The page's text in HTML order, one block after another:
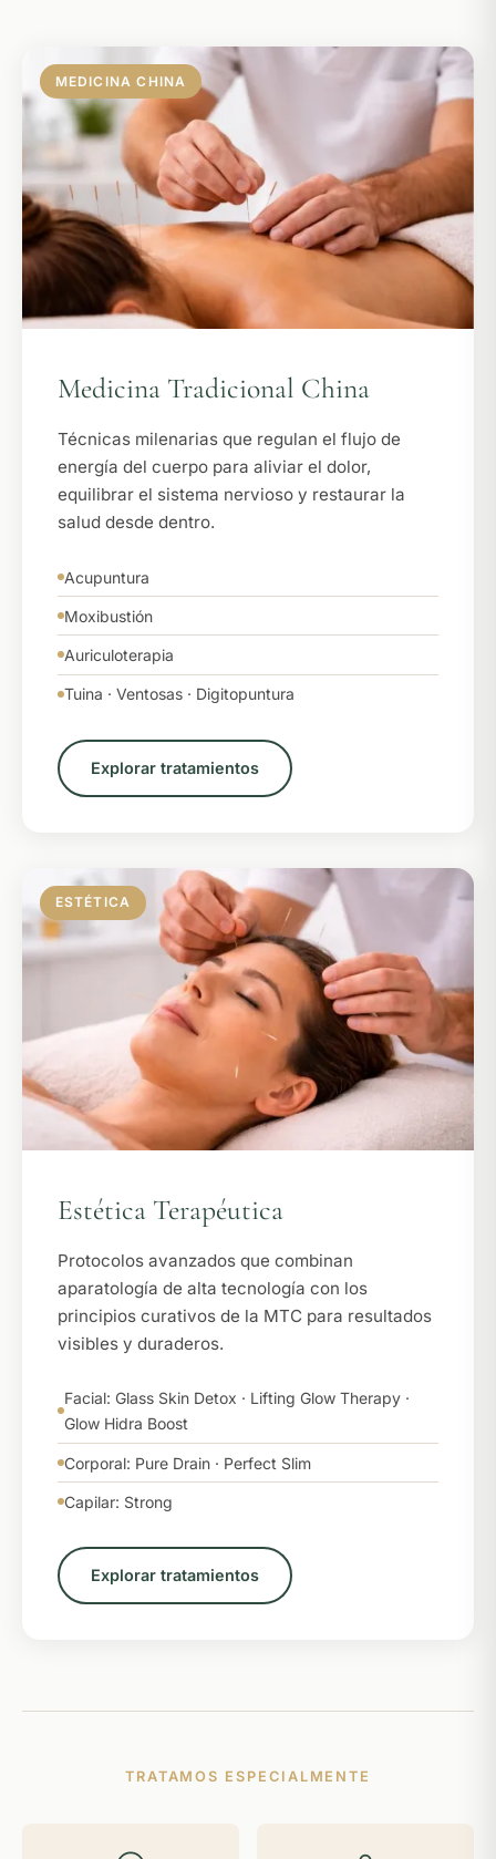
MEDICINA CHINA
Medicina Tradicional China
Técnicas milenarias que regulan el flujo de
energía del cuerpo para aliviar el dolor,
equilibrar el sistema nervioso y restaurar la
salud desde dentro.
Acupuntura
Moxibustión
Auriculoterapia
Tuina · Ventosas · Digitopuntura
Explorar tratamientos
ESTÉTICA
Estética Terapéutica
Protocolos avanzados que combinan
aparatología de alta tecnología con los
principios curativos de la MTC para resultados
visibles y duraderos.
Facial: Glass Skin Detox · Lifting Glow Therapy ·
Glow Hidra Boost
Corporal: Pure Drain · Perfect Slim
Capilar: Strong
Explorar tratamientos
TRATAMOS ESPECIALMENTE